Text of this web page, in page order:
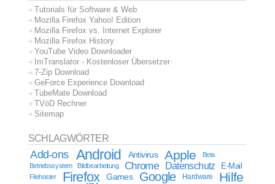
Tutorials für Software & Web
Mozilla Firefox Yahoo! Edition
Mozilla Firefox vs. Internet Explorer
Mozilla Firefox History
YouTube Video Downloader
ImTranslator - Kostenloser Übersetzer
7-Zip Download
GeForce Experience Download
TubeMate Download
TVöD Rechner
Sitemap
SCHLAGWÖRTER
Add-ons Android Antivirus Apple
Beta
Betriebssystem
Bildbearbeitung Chrome Datenschutz E-Mail
Filehoster Firefox Games Google Hardware Hilfe